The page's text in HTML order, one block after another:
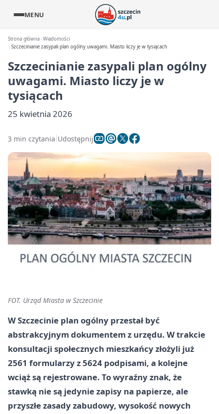
MENU
Strona główna Wiadomości
Szczecinianie zasypali plan ogólny uwagami. Miasto liczy je w tysiącach
Szczecinianie zasypali plan ogólny
uwagami. Miasto liczy je w
tysiącach
25 kwietnia 2026
3 min czytania Udostępnij
FOT. Urząd Miasta w Szczecinie
W Szczecinie plan ogólny przestał być
abstrakcyjnym dokumentem z urzędu. W trakcie
konsultacji społecznych mieszkańcy złożyli już
2561 formularzy z 5624 podpisami, a kolejne
wciąż są rejestrowane. To wyraźny znak, że
stawką nie są jedynie zapisy na papierze, ale
przyszłe zasady zabudowy, wysokość nowych